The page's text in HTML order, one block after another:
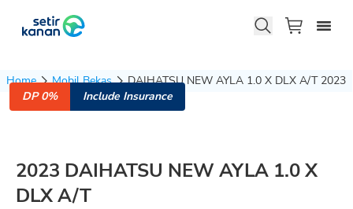
Home Mobil Bekas
DAIHATSU NEW AYLA 1.0 X DLX A/T 2023
DP 0%
Include Insurance
2023 DAIHATSU NEW AYLA 1.0 X
DLX A/T